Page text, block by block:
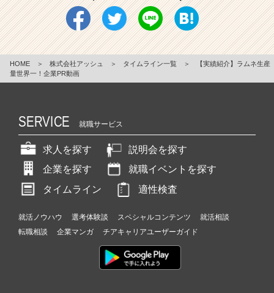
HOME ＞ 株式会社アッシュ ＞ タイムライン一覧 ＞
【実績紹介】ラムネ生産
量世界一！企業PR動画
SERVICE 就職サービス
求人を探す
説明会を探す
企業を探す
就職イベントを探す
タイムライン
適性検査
就活ノウハウ 選考体験談 スペシャルコンテンツ
就活相談
転職相談
企業マンガ チアキャリアユーザーガイド